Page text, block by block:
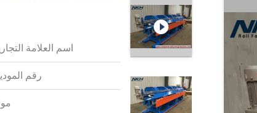
اسم العلامة
رقم